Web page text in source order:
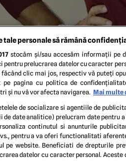
tale personale să rămână
stocăm și/sau accesăm informații pe
prelucrarea datelor cu caracter
clic mai jos, respectiv vă puteți
pagina cu politica de
și nu vă vor afecta navigarea. Mai multe
de socializare si agentiile de
date analitice) prelucram date pentru
continutul si anunturile
pentru a va oferi functionalitati
pe website. Beneficiati de drepturile
datelor cu caracter personal.